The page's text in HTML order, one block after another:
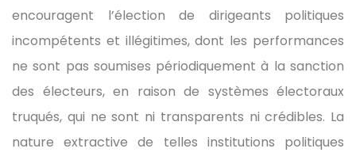
encouragent l’élection de dirigeants politiques
incompétents et illégitimes, dont les performances
ne sont pas soumises périodiquement à la sanction
des électeurs, en raison de systèmes électoraux
truqués, qui ne sont ni transparents ni crédibles. La
nature extractive de telles institutions politiques